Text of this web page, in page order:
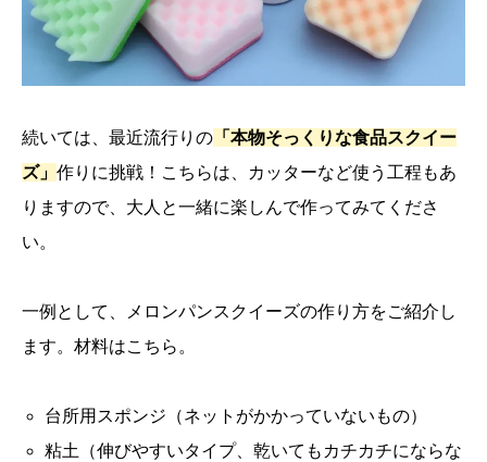
続いては、最近流行りの 「本物そっくりな食品スクイー
ズ」 作りに挑戦！こちらは、カッターなど使う工程もあ
りますので、大人と一緒に楽しんで作ってみてくださ
い。
一例として、メロンパンスクイーズの作り方をご紹介し
ます。材料はこちら。
台所用スポンジ（ネットがかかっていないもの）
粘土（伸びやすいタイプ、乾いてもカチカチにならな